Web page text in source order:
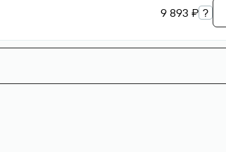
9 893 ₽ ?